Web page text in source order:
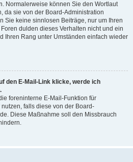
Normalerweise können Sie den Wortlaut
da sie von der Board-Administration
Sie keine sinnlosen Beiträge, nur um Ihren
dulden dieses Verhalten nicht und ein
Ihren Rang unter Umständen einfach wieder
den E-Mail-Link klicke, werde ich
foreninterne E-Mail-Funktion für
falls diese von der Board-
Diese Maßnahme soll den Missbrauch